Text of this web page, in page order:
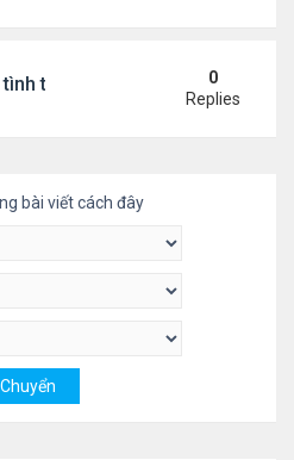
tứ bên bạn trai mới
0
Replies
bài viết cách đây